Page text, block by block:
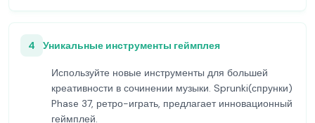
4 Уникальные инструменты геймплея
Используйте новые инструменты для большей
креативности в сочинении музыки. Sprunki(спрунки)
Phase 37, ретро-играть, предлагает инновационный
геймплей.